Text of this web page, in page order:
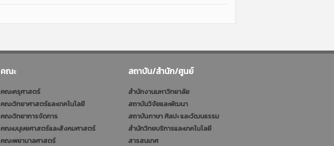
คณะ
คณะครุศาสตร์
คณะวิทยาศาสตร์และเทคโนโลยี
คณะวิทยาการจัดการ
คณะมนุษยศาสตร์และสังคมศาสตร์
คณะพยาบาลศาสตร์
สถาบัน/สำนัก/ศูนย์
สำนักงานมหาวิทยาลัย
สถาบันวิจัยและพัฒนา
สถาบันภาษา ศิลปะ และวัฒนธรรม
สำนักวิทยบริการและเทคโนโลยี
สารสนเทศ